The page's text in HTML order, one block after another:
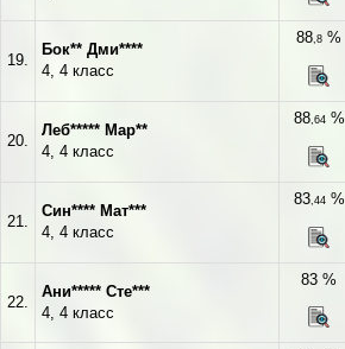
19.
Бок** Дми****
4, 4 класс
88,8 %
20.
Леб***** Мар**
4, 4 класс
88,64%
21.
Син**** Мат***
4, 4 класс
83,44%
22.
Ани***** Сте***
4, 4 класс
83 %